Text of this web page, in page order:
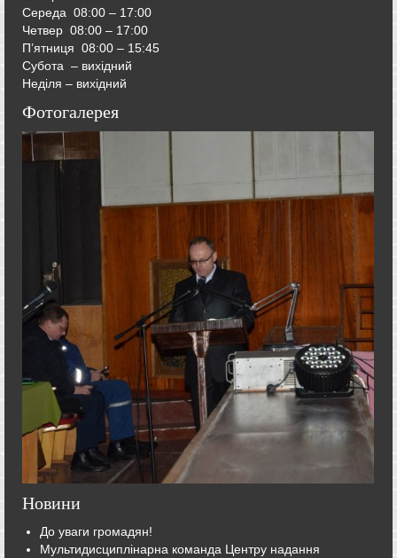
Середа 08:00 – 17:00
Четвер 08:00 – 17:00
П’ятниця 08:00 – 15:45
Субота – вихідний
Неділя – вихідний
Фотогалерея
Новини
До уваги громадян!
Мультидисциплінарна команда Центру надання